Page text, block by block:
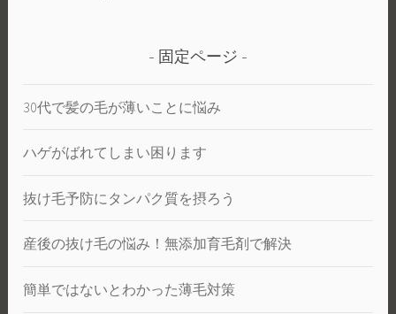
固定ページ
30代で髪の毛が薄いことに悩み
ハゲがばれてしまい困ります
抜け毛予防にタンパク質を摂ろう
産後の抜け毛の悩み！無添加育毛剤で解決
簡単ではないとわかった薄毛対策